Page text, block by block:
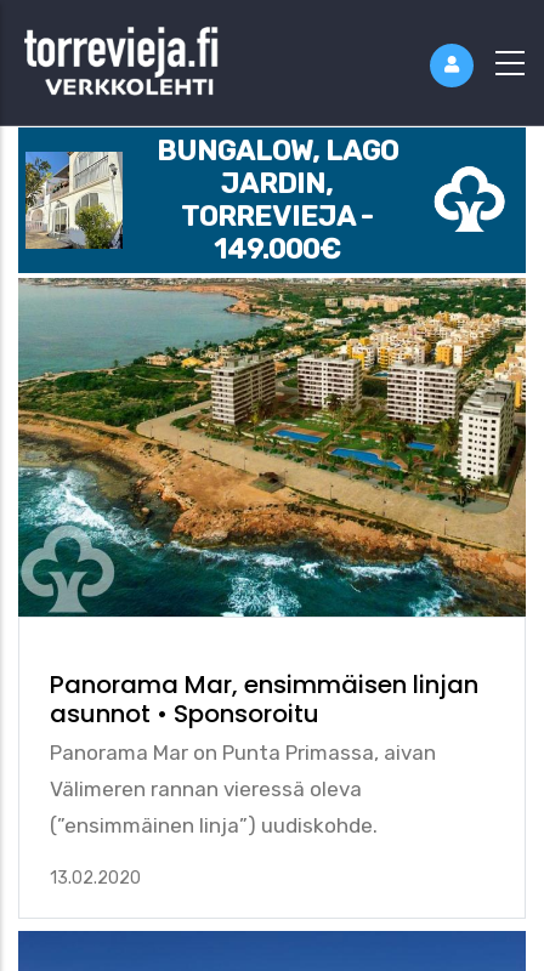
BUNGALOW, LAGO
JARDIN,
TORREVIEJA -
149.000€
Panorama Mar, ensimmäisen linjan
asunnot • Sponsoroitu
Panorama Mar on Punta Primassa, aivan
Välimeren rannan vieressä oleva
(”ensimmäinen linja”) uudiskohde.
13.02.2020